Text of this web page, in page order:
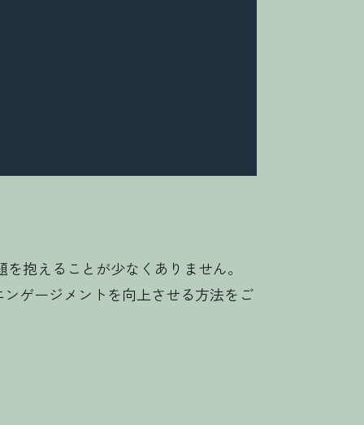
抱えることが少なくありません。
ゲージメントを向上させる方法をご